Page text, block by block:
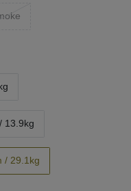
13.9kg
/ 29.1kg